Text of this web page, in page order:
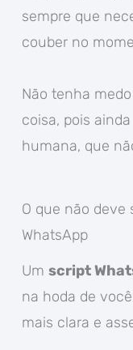
sempre que
couber no
Não tenha
coisa, pois
humana, que
O que não
WhatsApp
Um script
na hoda de
mais clara e